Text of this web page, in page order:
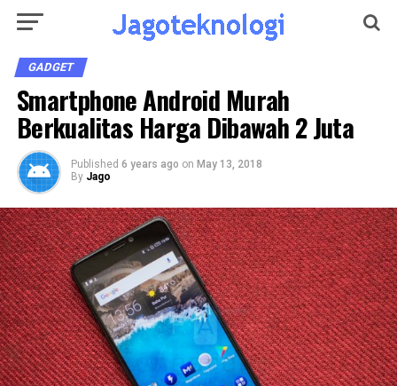
GADGET
Smartphone Android Murah
Berkualitas Harga Dibawah 2 Juta
Published 6 years ago on May 13, 2018
By Jago